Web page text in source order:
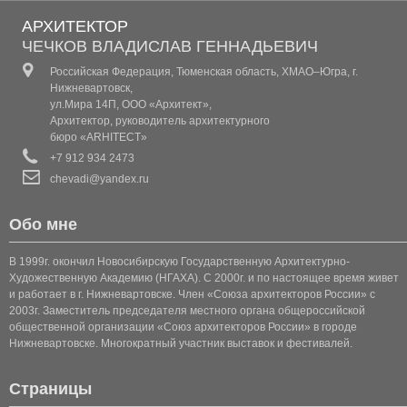
КОТТЕДЖ 2
КОТТЕДЖ 3
КОТТЕДЖ 4
КОТТЕДЖ 5
КОТТЕДЖ (КЛАССИКА 1)
КОТТЕДЖ (КЛАССИКА 2)
КОТТЕДЖ (КЛАССИКА 3)
КОТТЕДЖ 8
АРХИТЕКТОР
ЧЕЧКОВ ВЛАДИСЛАВ ГЕННАДЬЕВИЧ
Российская Федерация, Тюменская область, ХМАО–Югра, г.
Нижневартовск,
ул.Мира 14П, ООО «Архитект»,
Архитектор, руководитель архитектурного
бюро «ARHITECT»
+7 912 934 2473
chevadi@yandex.ru
Обо мне
В 1999г. окончил Новосибирскую Государственную Архитектурно-
Художественную Академию (НГАХА). С 2000г. и по настоящее время живет
и работает в г. Нижневартовске. Член «Союза архитекторов России» с
2003г. Заместитель председателя местного органа общероссийской
общественной организации «Союз архитекторов России» в городе
Нижневартовске. Многократный участник выставок и фестивалей.
Страницы